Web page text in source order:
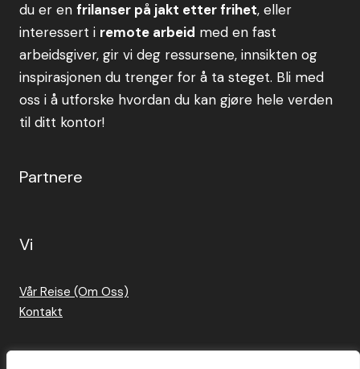
du er en frilanser på jakt etter frihet, eller
interessert i remote arbeid med en fast
arbeidsgiver, gir vi deg ressursene, innsikten og
inspirasjonen du trenger for å ta steget. Bli med
oss i å utforske hvordan du kan gjøre hele verden
til ditt kontor!
Partnere
Vi
Vår Reise (Om Oss)
Kontakt